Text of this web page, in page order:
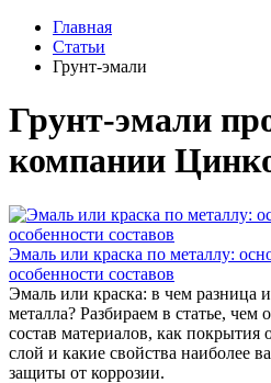
Главная
Статьи
Грунт-эмали
Грунт-эмали
компании
Эмаль или краска по металлу:
особенности составов
Эмаль или краска: в чем разница
металла? Разбираем в статье, чем
состав материалов, как
слой и какие свойства наиболее
защиты от коррозии.